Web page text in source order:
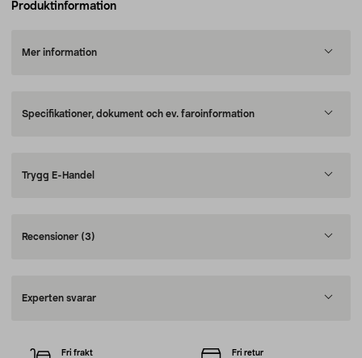
Produktinformation
Mer information
Specifikationer, dokument och ev. faroinformation
Trygg E-Handel
Recensioner (3)
Experten svarar
Fri frakt Fri retur